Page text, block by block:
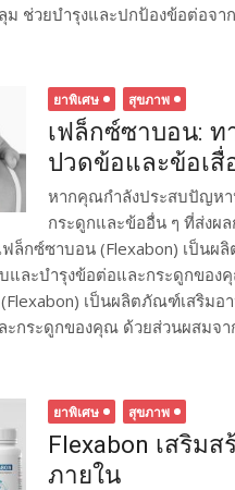
ช่วยบำรุงและปกป้องข้อต่อจา
ยาพิเศษ สุขภาพ
เฟล็กซ์ซาบอน:
ปวดข้อและข้อเสื่
หากคุณกำลังประสบปัญหา
กระดูกและข้ออื่น ๆ ที่ส่งผ
ล็กซ์ซาบอน (Flexabon) เป็นผ
ละบำรุงข้อต่อและกระดูกของ
เป็นผลิตภัณฑ์เสริม
ะกระดูกของคุณ ด้วยส่วนผสมจ
ยาพิเศษ สุขภาพ
Flexabon เสริม
ภายใน